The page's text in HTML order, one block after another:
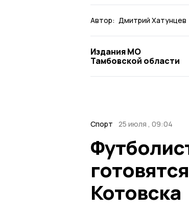
Автор: Дмитрий Хатунцев
Издания МО
Тамбовской области
Спорт 25 июля , 09:04
Котовска